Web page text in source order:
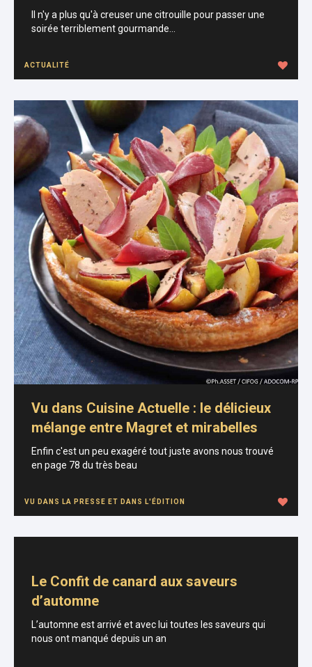
Il n'y a plus qu'à creuser une citrouille pour passer une
soirée terriblement gourmande...
ACTUALITÉ
Vu dans Cuisine Actuelle : le délicieux
mélange entre Magret et mirabelles
Enfin c'est un peu exagéré tout juste avons nous trouvé
en page 78 du très beau
VU DANS LA PRESSE ET DANS L'ÉDITION
Le Confit de canard aux saveurs
d’automne
L’automne est arrivé et avec lui toutes les saveurs qui
nous ont manqué depuis un an